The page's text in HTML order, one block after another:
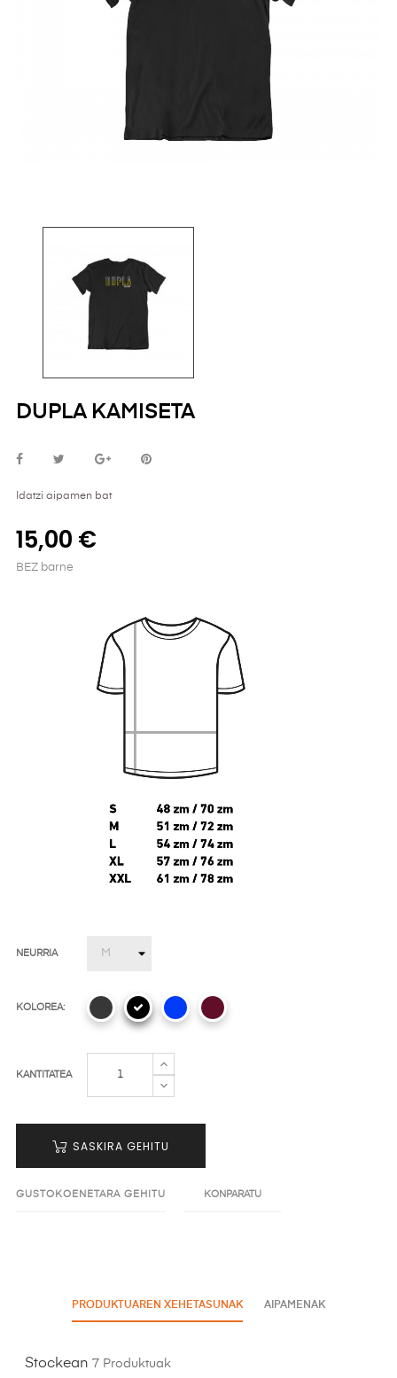
DUPLA KAMISETA
Idatzi aipamen bat
15,00 €
BEZ barne
NEURRIA
KOLOREA:
KANTITATEA
SASKIRA GEHITU
GUSTOKOENETARA GEHITU KONPARATU
PRODUKTUAREN XEHETASUNAK AIPAMENAK
Stockean 7 Produktuak